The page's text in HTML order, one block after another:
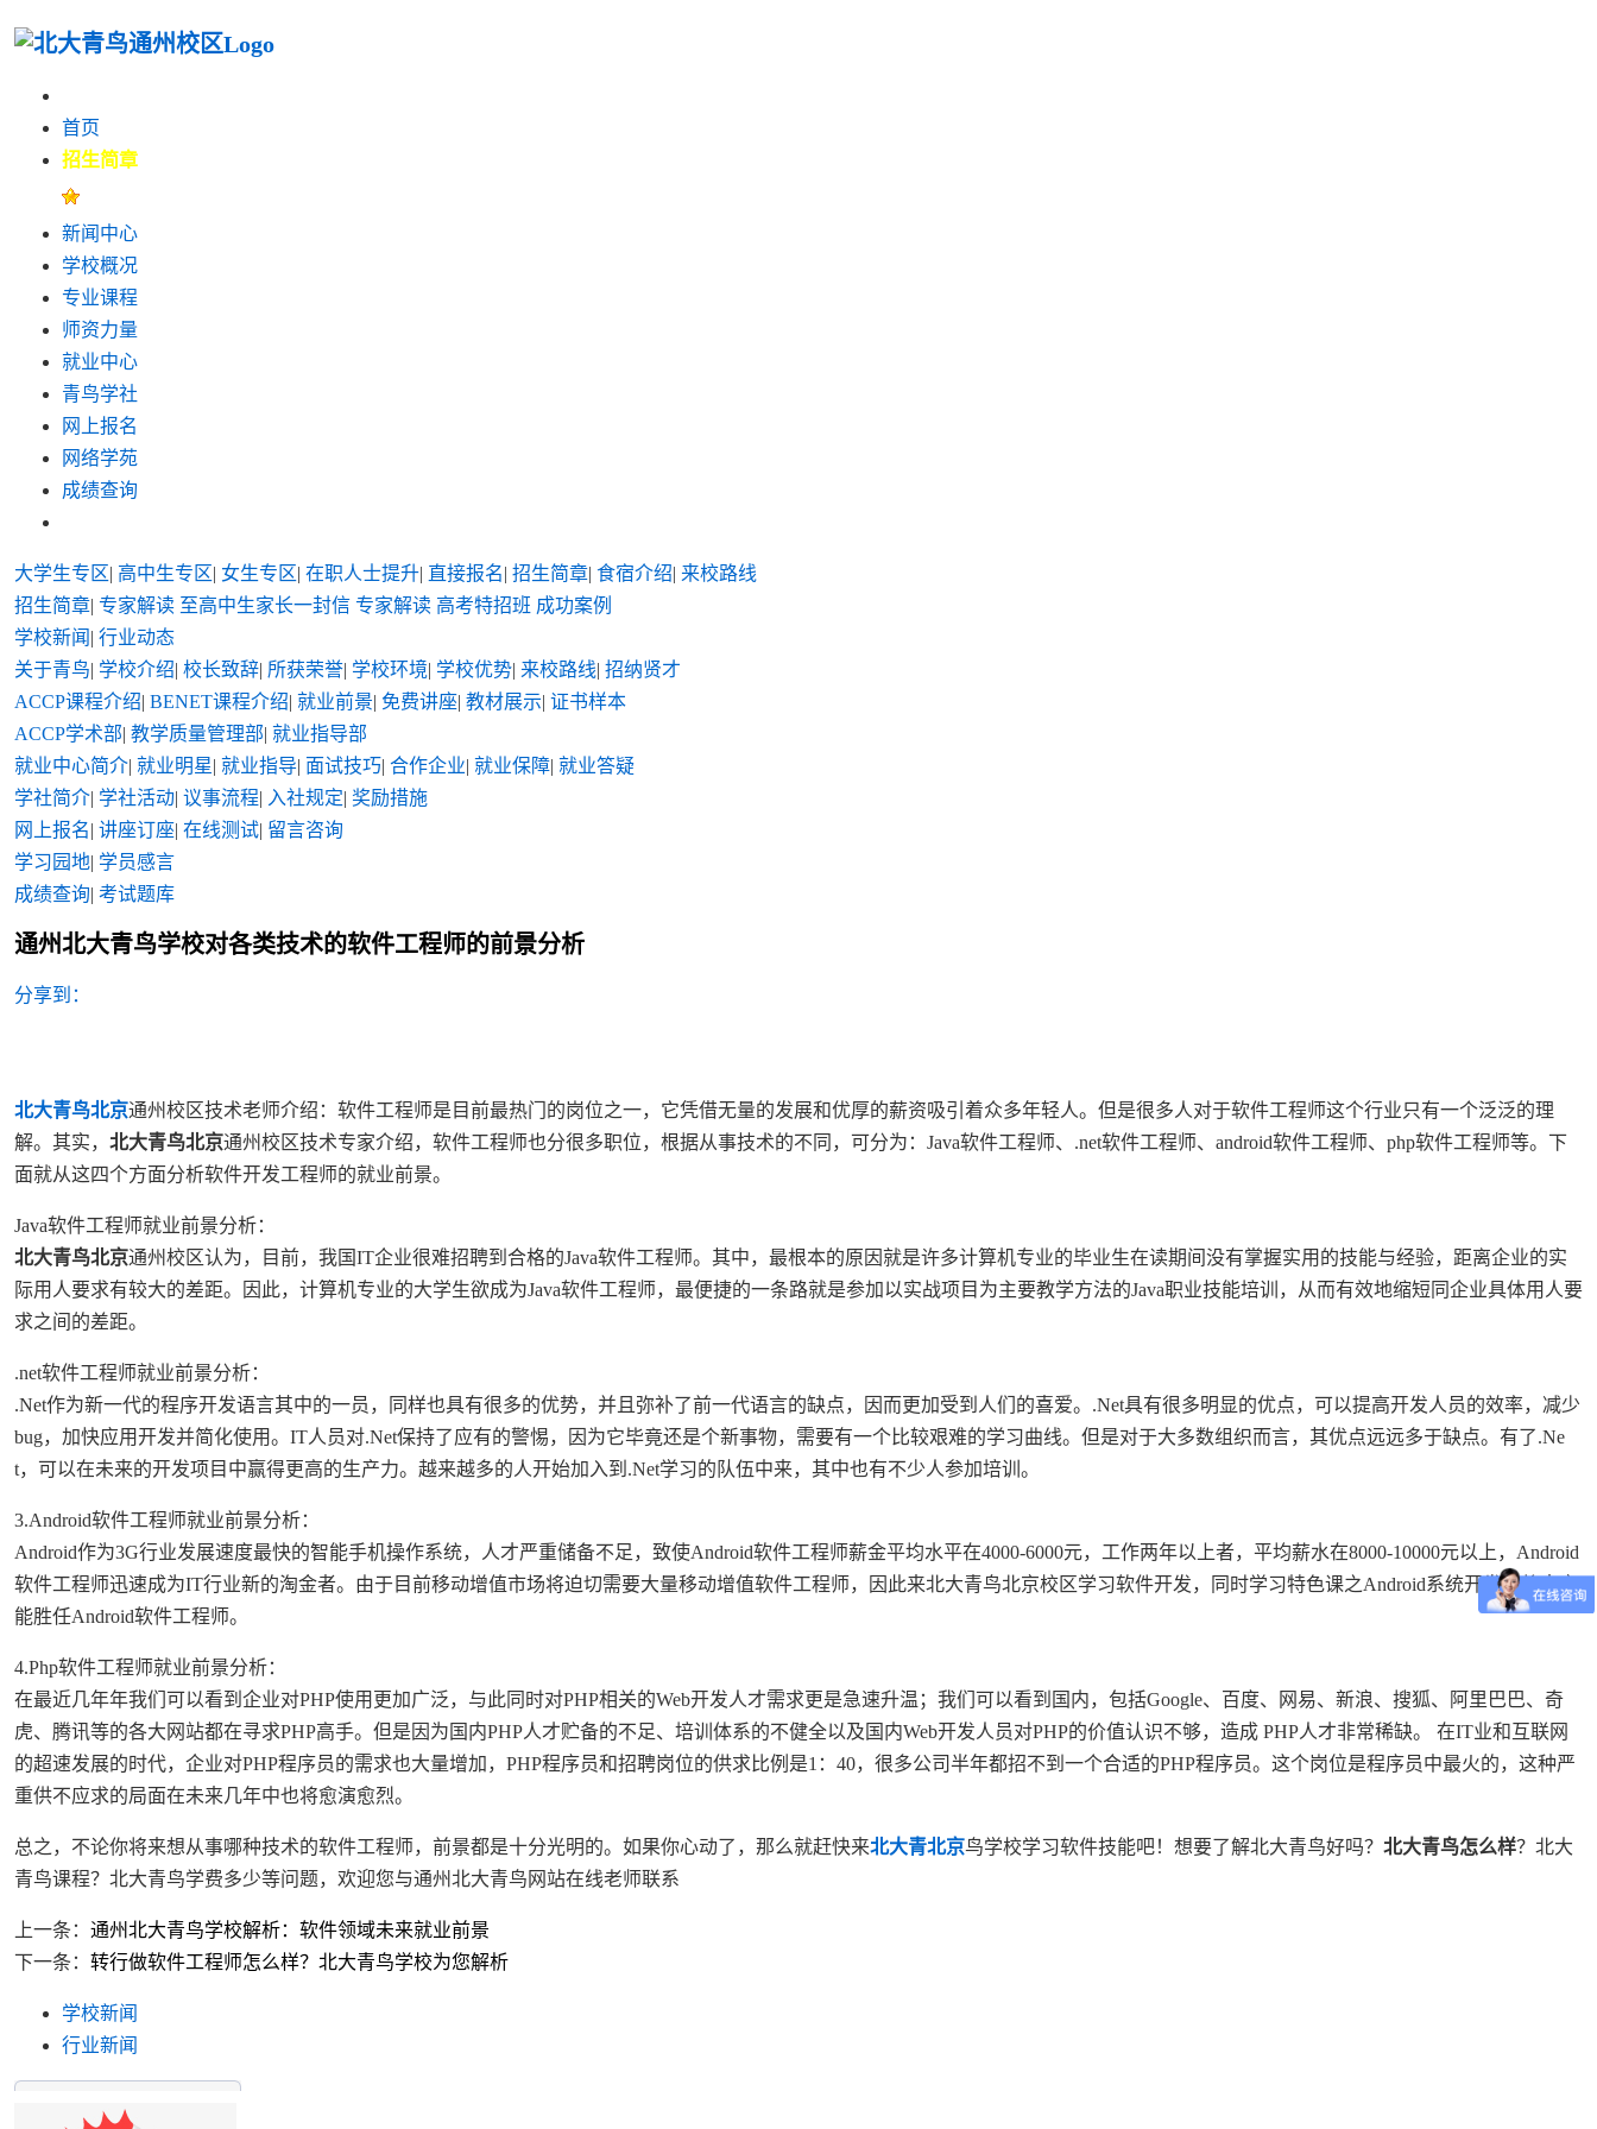
首页
招生简章
新闻中心
学校概况
专业课程
师资力量
就业中心
青鸟学社
网上报名
网络学苑
成绩查询
大学生专区| 高中生专区| 女生专区| 在职人士提升| 直接报名| 招生简章| 食宿介绍| 来校路线
招生简章| 专家解读 至高中生家长一封信 专家解读 高考特招班 成功案例
学校新闻 | 行业动态
关于青鸟| 学校介绍| 校长致辞| 所获荣誉| 学校环境| 学校优势| 来校路线| 招纳贤才
ACCP课程介绍| BENET课程介绍| 就业前景| 免费讲座| 教材展示| 证书样本
ACCP学术部| 教学质量管理部| 就业指导部
就业中心简介| 就业明星| 就业指导| 面试技巧| 合作企业| 就业保障| 就业答疑
学社简介| 学社活动| 议事流程| 入社规定| 奖励措施
网上报名| 讲座订座| 在线测试| 留言咨询
学习园地| 学员感言
成绩查询| 考试题库
通州北大青鸟学校对各类技术的软件工程师的前景分析
分享到：
北大青鸟北京通州校区技术老师介绍：软件工程师是目前最热门的岗位之一，它凭借无量的发展和优厚的薪资吸引着众多年轻人。但是很多人对于软件工程师这个行业只有一个泛泛的理
解。其实， 北大青鸟北京通州校区技术专家介绍，软件工程师也分很多职位，根据从事技术的不同，可分为：Java软件工程师、.net软件工程师、android软件工程师、php软件工程师等。下
面就从这四个方面分析软件开发工程师的就业前景。
Java软件工程师就业前景分析：
北大青鸟北京通州校区认为，目前，我国IT企业很难招聘到合格的Java软件工程师。其中，最根本的原因就是许多计算机专业的毕业生在读期间没有掌握实用的技能与经验，距离企业的实
际用人要求有较大的差距。因此，计算机专业的大学生欲成为Java软件工程师，最便捷的一条路就是参加以实战项目为主要教学方法的Java职业技能培训，从而有效地缩短同企业具体用人要
求之间的差距。
.net软件工程师就业前景分析：
.Net作为新一代的程序开发语言其中的一员，同样也具有很多的优势，并且弥补了前一代语言的缺点，因而更加受到人们的喜爱。.Net具有很多明显的优点，可以提高开发人员的效率，减少
bug，加快应用开发并简化使用。IT人员对.Net保持了应有的警惕，因为它毕竟还是个新事物，需要有一个比较艰难的学习曲线。但是对于大多数组织而言，其优点远远多于缺点。有了.Ne
t，可以在未来的开发项目中赢得更高的生产力。越来越多的人开始加入到.Net学习的队伍中来，其中也有不少人参加培训。
3.Android软件工程师就业前景分析：
Android作为3G行业发展速度最快的智能手机操作系统，人才严重储备不足，致使Android软件工程师薪金平均水平在4000-6000元，工作两年以上者，平均薪水在8000-10000元以上，Android
软件工程师迅速成为IT行业新的淘金者。由于目前移动增值市场将迫切需要大量移动增值软件工程师，因此来北大青鸟北京校区学习软件开发，同时学习特色课之Android系统开发，将来定
能胜任Android软件工程师。
4.Php软件工程师就业前景分析：
在最近几年年我们可以看到企业对PHP使用更加广泛，与此同时对PHP相关的Web开发人才需求更是急速升温；我们可以看到国内，包括Google、百度、网易、新浪、搜狐、阿里巴巴、奇
虎、腾讯等的各大网站都在寻求PHP高手。但是因为国内PHP人才贮备的不足、培训体系的不健全以及国内Web开发人员对PHP的价值认识不够，造成 PHP人才非常稀缺。 在IT业和互联网
的超速发展的时代，企业对PHP程序员的需求也大量增加，PHP程序员和招聘岗位的供求比例是1：40，很多公司半年都招不到一个合适的PHP程序员。这个岗位是程序员中最火的，这种严
重供不应求的局面在未来几年中也将愈演愈烈。
总之，不论你将来想从事哪种技术的软件工程师，前景都是十分光明的。如果你心动了，那么就赶快来北大青北京鸟学校学习软件技能吧！想要了解北大青鸟好吗？ 北大青鸟怎么样？北大
青鸟课程？北大青鸟学费多少等问题，欢迎您与通州北大青鸟网站在线老师联系
上一条： 通州北大青鸟学校解析：软件领域未来就业前景
下一条： 转行做软件工程师怎么样？北大青鸟学校为您解析
学校新闻
行业新闻